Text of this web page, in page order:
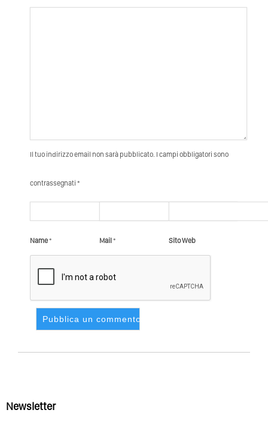
Il tuo indirizzo email non sarà pubblicato. I campi obbligatori sono
contrassegnati *
Name* Mail* Sito Web
Newsletter